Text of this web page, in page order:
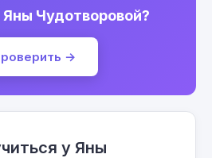
Яны Чудотворовой?
→
у Яны